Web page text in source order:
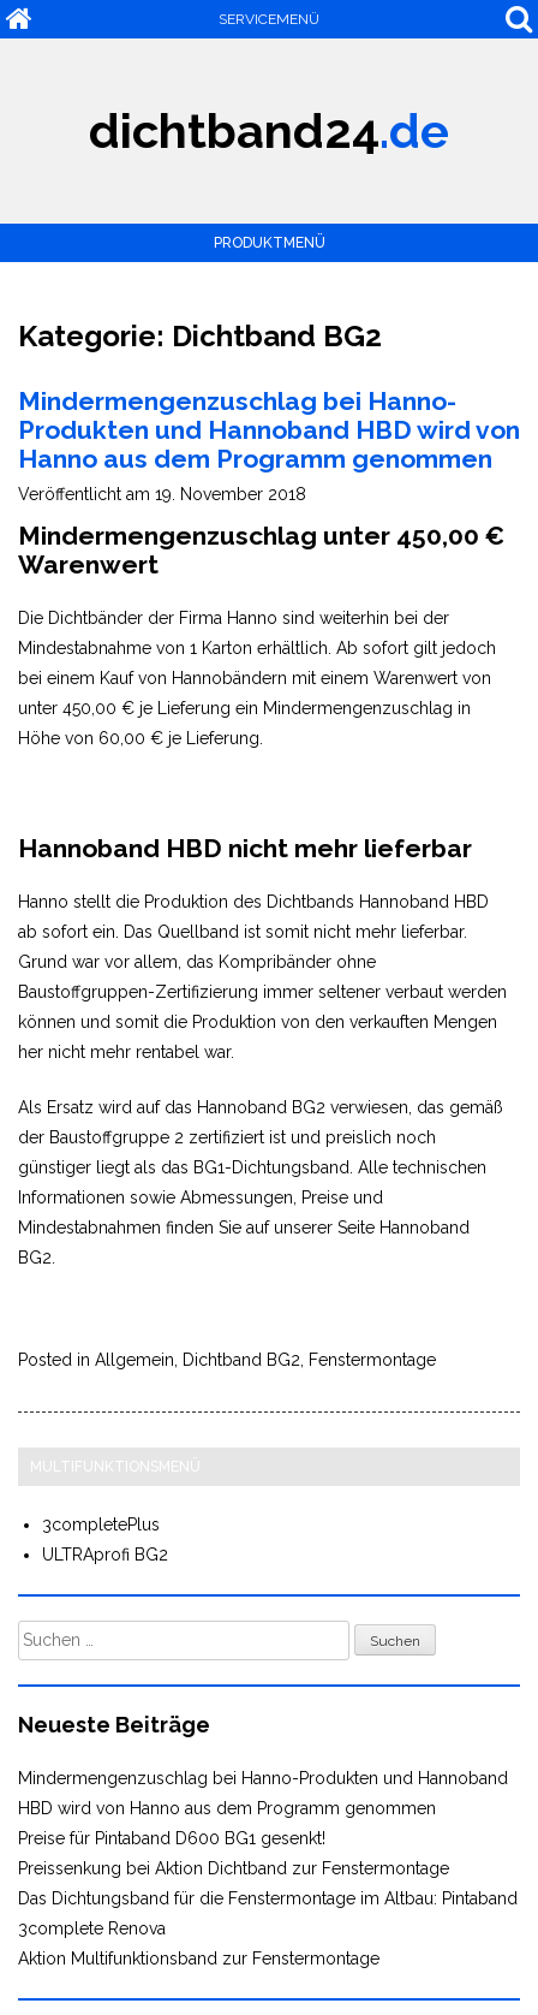
SERVICEMENÜ
dichtband24.de
PRODUKTMENÜ
Kategorie: Dichtband BG2
Mindermengenzuschlag bei Hanno-
Produkten und Hannoband HBD wird von
Hanno aus dem Programm genommen
Veröffentlicht am 19. November 2018
Mindermengenzuschlag unter 450,00 €
Warenwert
Die Dichtbänder der Firma Hanno sind weiterhin bei der
Mindestabnahme von 1 Karton erhältlich. Ab sofort gilt jedoch
bei einem Kauf von Hannobändern mit einem Warenwert von
unter 450,00 € je Lieferung ein Mindermengenzuschlag in
Höhe von 60,00 € je Lieferung.
Hannoband HBD nicht mehr lieferbar
Hanno stellt die Produktion des Dichtbands Hannoband HBD
ab sofort ein. Das Quellband ist somit nicht mehr lieferbar.
Grund war vor allem, das Kompribänder ohne
Baustoffgruppen-Zertifizierung immer seltener verbaut werden
können und somit die Produktion von den verkauften Mengen
her nicht mehr rentabel war.
Als Ersatz wird auf das Hannoband BG2 verwiesen, das gemäß
der Baustoffgruppe 2 zertifiziert ist und preislich noch
günstiger liegt als das BG1-Dichtungsband. Alle technischen
Informationen sowie Abmessungen, Preise und
Mindestabnahmen finden Sie auf unserer Seite Hannoband
BG2.
Posted in Allgemein Dichtband BG2 Fenstermontage
MULTIFUNKTIONSMENÜ
3completePlus
ULTRAprofi BG2
Suchen
nach:
Neueste Beiträge
Mindermengenzuschlag bei Hanno-Produkten und Hannoband
HBD wird von Hanno aus dem Programm genommen
Preise für Pintaband D600 BG1 gesenkt!
Preissenkung bei Aktion Dichtband zur Fenstermontage
Das Dichtungsband für die Fenstermontage im Altbau: Pintaband
3complete Renova
Aktion Multifunktionsband zur Fenstermontage